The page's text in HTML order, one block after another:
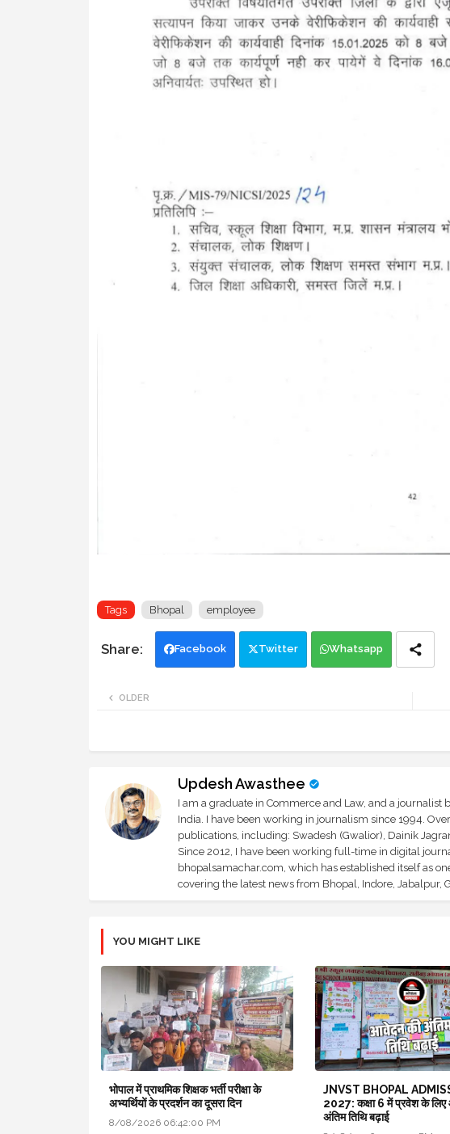
Tags Bhopal employee
Facebook Twitter Whatsapp
OLDER
Updesh Awasthee
I am a graduate in Commerce and Law, and a journalist
India. I have been working in journalism since 1994.
publications, including: Swadesh (Gwalior), Dainik
Since 2012, I have been working full-time in digital
bhopalsamachar.com, which has established itself as
covering the latest news from Bhopal, Indore, Jabalpur,
YOU MIGHT LIKE
भोपाल में प्राथमिक शिक्षक भर्ती परीक्षा के
अभ्यर्थियों के प्रदर्शन का दूसरा दिन
8/08/2026 06:42:00 PM
JNVST BHOPAL
2027: कक्षा 6 में प्रवेश के
अंतिम तिथि बढ़ाई